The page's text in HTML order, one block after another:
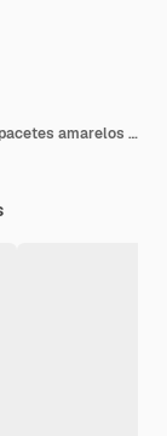
Dois operários em uniformes brancos e capacetes amarelos nas cabeças transferindo caixas pesadas no depósito.